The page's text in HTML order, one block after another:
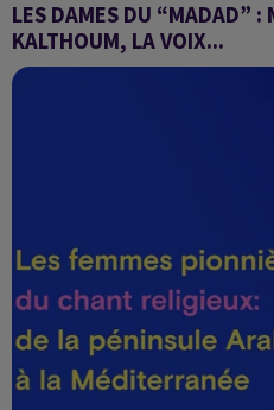
LES DAMES DU “MADAD” :
KALTHOUM, LA VOIX...
Alhan Al-Samaa